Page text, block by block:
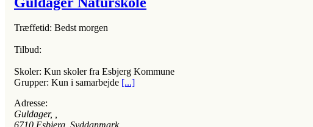
Træffetid: Bedst morgen
Tilbud:
Skoler: Kun skoler fra Esbjerg Kommune
Grupper: Kun i samarbejde [...]
Adresse:
Guldager, ,